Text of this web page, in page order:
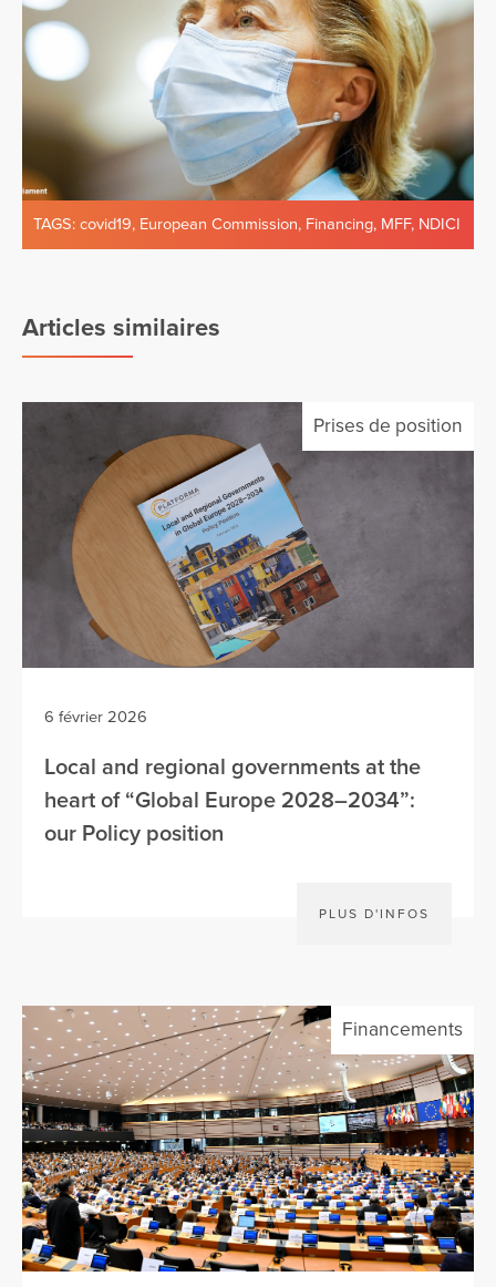
TAGS: covid19, European Commission, Financing, MFF, NDICI
Articles similaires
Prises de position
6 février 2026
Local and regional governments at the
heart of “Global Europe 2028–2034”:
our Policy position
PLUS D'INFOS
Financements